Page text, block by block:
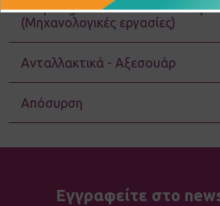
Tsopelogianni Total Service
(Μηχανολογικές εργασίες)
Ανταλλακτικά - Αξεσουάρ
Απόσυρση
Εγγραφείτε στο